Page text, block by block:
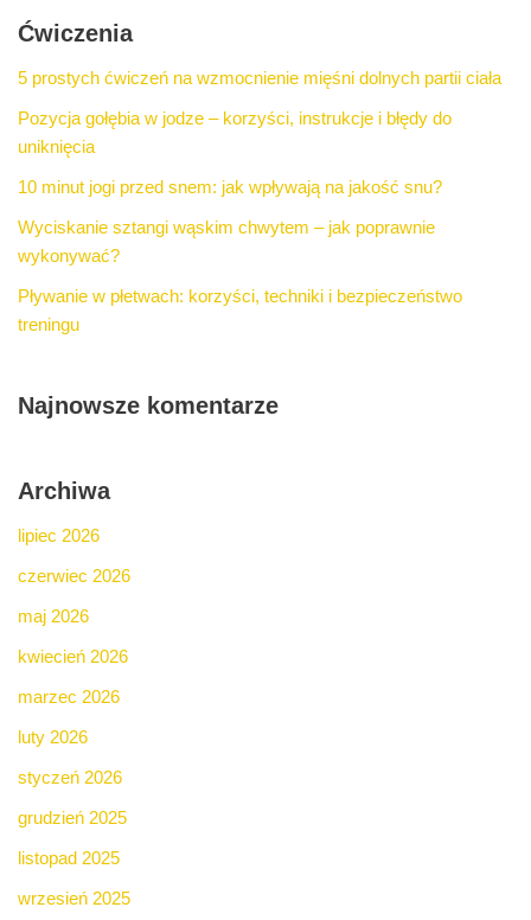
Ćwiczenia
5 prostych ćwiczeń na wzmocnienie mięśni dolnych partii ciała
Pozycja gołębia w jodze – korzyści, instrukcje i błędy do
uniknięcia
10 minut jogi przed snem: jak wpływają na jakość snu?
Wyciskanie sztangi wąskim chwytem – jak poprawnie
wykonywać?
Pływanie w płetwach: korzyści, techniki i bezpieczeństwo
treningu
Najnowsze komentarze
Archiwa
lipiec 2026
czerwiec 2026
maj 2026
kwiecień 2026
marzec 2026
luty 2026
styczeń 2026
grudzień 2025
listopad 2025
wrzesień 2025